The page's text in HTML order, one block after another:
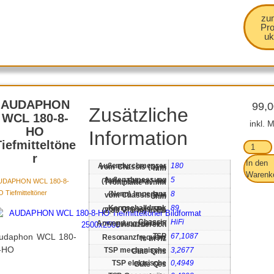
AUDAPHON
WCL 180-8-
HO
r
WCL 180-8-
Tiefmitteltöner
WCL 180-
Zusätzliche
Information
Außendurchmesser vom Chassis (D) in mm 180
Außenabmessung (Tiefe / Stärke) der Frontplatte in mm 5
(Nenn) Impedanz vom Chassis R in Ohm 8
Kennschalldruck vom Chassis SPL (2,83 V; 1 m) in dB 89
Chassis Anwendungsgebiet / Einsatzbereich HiFi
TSP Resonanzfrequenz fs in Hz 67,1087
TSP mechanische Güte Qms 3,2677
TSP elektrische Güte Qes 0,4949
inkl.
In den